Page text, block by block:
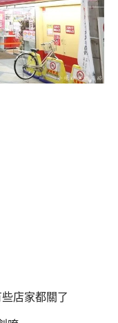
店家都關了